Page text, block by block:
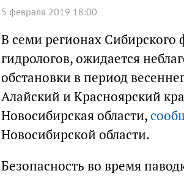
5 февраля 2019 18:00
В семи регионах Сибирского
гидрологов, ожидается
обстановки в период
Алайский и Красноярский
Новосибирская области,
Новосибирской области.
Безопасность во время